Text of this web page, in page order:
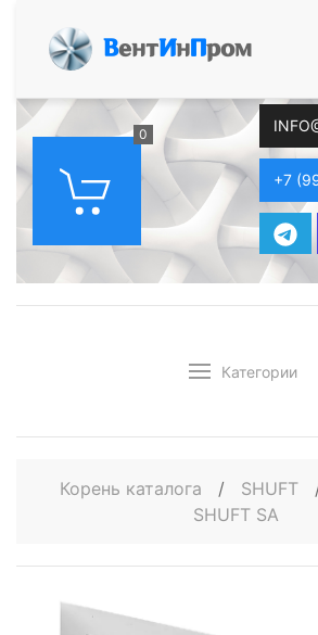
ВентИнПром
0
+7
Категории
Корень каталога / SHUFT
SHUFT SA